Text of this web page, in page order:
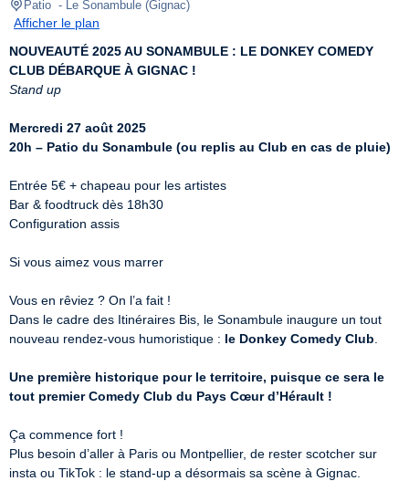
Patio - Le Sonambule (Gignac)
Afficher le plan
NOUVEAUTÉ 2025 AU SONAMBULE : LE DONKEY COMEDY
CLUB DÉBARQUE À GIGNAC !
Stand up
Mercredi 27 août 2025
20h – Patio du Sonambule (ou replis au Club en cas de pluie)
Entrée 5€ + chapeau pour les artistes
Bar & foodtruck dès 18h30
Configuration assis
Si vous aimez vous marrer
Vous en rêviez ? On l’a fait !
Dans le cadre des Itinéraires Bis, le Sonambule inaugure un tout
nouveau rendez-vous humoristique : le Donkey Comedy Club
Une première historique pour le territoire, puisque ce sera le
tout premier Comedy Club du Pays Cœur d’Hérault !
Ça commence fort !
Plus besoin d’aller à Paris ou Montpellier, de rester scotcher sur
insta ou TikTok : le stand-up a désormais sa scène à Gignac.